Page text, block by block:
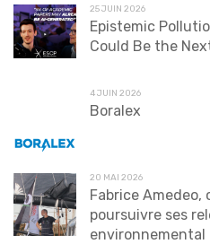
25 JUIN 2026
Epistemic
Could Be the
4 JUIN 2026
Boralex
20 MAI 2026
Fabrice Amedeo,
poursuivre ses
environnemental